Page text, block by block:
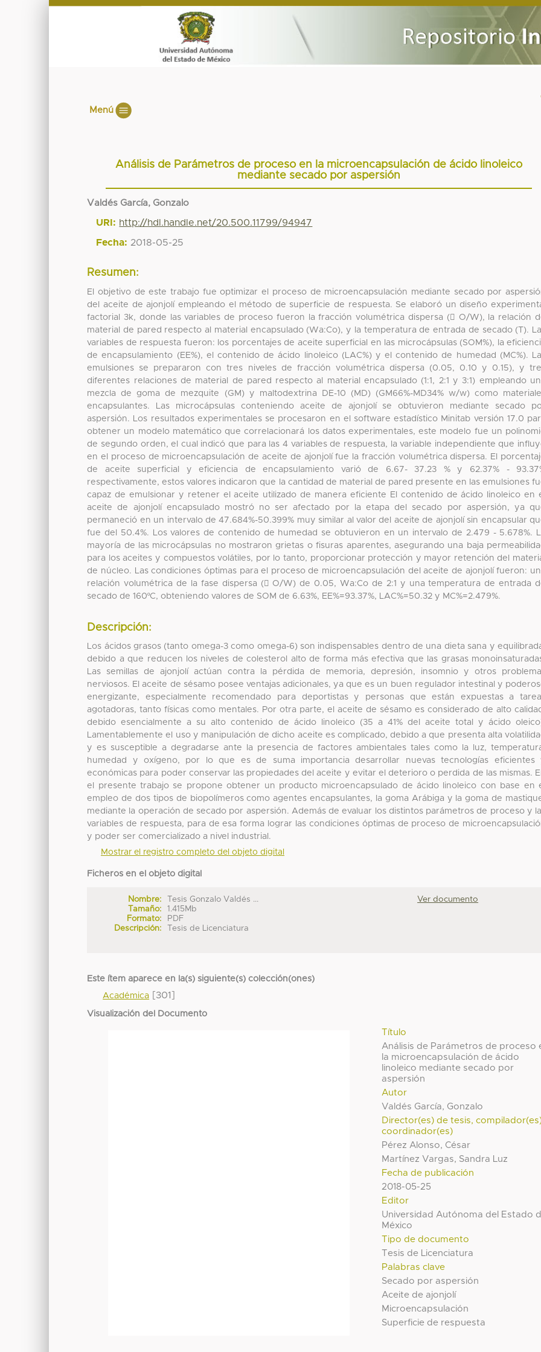
Menú
Análisis de Parámetros de proceso en la microencapsulación de ácido linoleico
mediante secado por aspersión
Valdés García, Gonzalo
URI: http://hdl.handle.net/20.500.11799/94947
Fecha: 2018-05-25
Resumen:
El objetivo de este trabajo fue optimizar el proceso de microencapsulación mediante secado por
del aceite de ajonjolí empleando el método de superficie de respuesta. Se elaboró un diseño
factorial 3k, donde las variables de proceso fueron la fracción volumétrica dispersa ( O/W), la relación
material de pared respecto al material encapsulado (Wa:Co), y la temperatura de entrada de secado (T).
variables de respuesta fueron: los porcentajes de aceite superficial en las microcápsulas (SOM%), la
de encapsulamiento (EE%), el contenido de ácido linoleico (LAC%) y el contenido de humedad (MC%).
emulsiones se prepararon con tres niveles de fracción volumétrica dispersa (0.05, 0.10 y 0.15), y
diferentes relaciones de material de pared respecto al material encapsulado (1:1, 2:1 y 3:1) empleando
mezcla de goma de mezquite (GM) y maltodextrina DE-10 (MD) (GM66%-MD34% w/w) como
encapsulantes. Las microcápsulas conteniendo aceite de ajonjolí se obtuvieron mediante secado
aspersión. Los resultados experimentales se procesaron en el software estadístico Minitab versión 17.0
obtener un modelo matemático que correlacionará los datos experimentales, este modelo fue un
de segundo orden, el cual indicó que para las 4 variables de respuesta, la variable independiente que
en el proceso de microencapsulación de aceite de ajonjolí fue la fracción volumétrica dispersa. El
de aceite superficial y eficiencia de encapsulamiento varió de 6.67- 37.23 % y 62.37% -
respectivamente, estos valores indicaron que la cantidad de material de pared presente en las emulsiones
capaz de emulsionar y retener el aceite utilizado de manera eficiente El contenido de ácido linoleico en
aceite de ajonjolí encapsulado mostró no ser afectado por la etapa del secado por aspersión, ya
permaneció en un intervalo de 47.684%-50.399% muy similar al valor del aceite de ajonjolí sin encapsular
fue del 50.4%. Los valores de contenido de humedad se obtuvieron en un intervalo de 2.479 - 5.678%.
mayoría de las microcápsulas no mostraron grietas o fisuras aparentes, asegurando una baja
para los aceites y compuestos volátiles, por lo tanto, proporcionar protección y mayor retención del
de núcleo. Las condiciones óptimas para el proceso de microencapsulación del aceite de ajonjolí fueron:
relación volumétrica de la fase dispersa ( O/W) de 0.05, Wa:Co de 2:1 y una temperatura de entrada
secado de 160ºC, obteniendo valores de SOM de 6.63%, EE%=93.37%, LAC%=50.32 y MC%=2.479%.
Descripción:
Los ácidos grasos (tanto omega-3 como omega-6) son indispensables dentro de una dieta sana y
debido a que reducen los niveles de colesterol alto de forma más efectiva que las grasas
Las semillas de ajonjolí actúan contra la pérdida de memoria, depresión, insomnio y otros
nerviosos. El aceite de sésamo posee ventajas adicionales, ya que es un buen regulador intestinal y
energizante, especialmente recomendado para deportistas y personas que están expuestas a
agotadoras, tanto físicas como mentales. Por otra parte, el aceite de sésamo es considerado de alto
debido esencialmente a su alto contenido de ácido linoleico (35 a 41% del aceite total y ácido
Lamentablemente el uso y manipulación de dicho aceite es complicado, debido a que presenta alta
y es susceptible a degradarse ante la presencia de factores ambientales tales como la luz,
humedad y oxígeno, por lo que es de suma importancia desarrollar nuevas tecnologías eficientes
económicas para poder conservar las propiedades del aceite y evitar el deterioro o perdida de las mismas.
el presente trabajo se propone obtener un producto microencapsulado de ácido linoleico con base en
empleo de dos tipos de biopolímeros como agentes encapsulantes, la goma Arábiga y la goma de
mediante la operación de secado por aspersión. Además de evaluar los distintos parámetros de proceso y
variables de respuesta, para de esa forma lograr las condiciones óptimas de proceso de
y poder ser comercializado a nivel industrial.
Mostrar el registro completo del objeto digital
Ficheros en el objeto digital
Nombre:
Tesis Gonzalo Valdés ...
Tamaño:
1.415Mb
Formato:
PDF
Descripción:
Tesis de Licenciatura
Ver documento
Este ítem aparece en la(s) siguiente(s) colección(ones)
Académica [301]
Visualización del Documento
Título
Análisis de Parámetros de proceso
la microencapsulación de ácido
linoleico mediante secado por
aspersión
Autor
Valdés García, Gonzalo
Director(es) de tesis,
coordinador(es)
Pérez Alonso, César
Martínez Vargas, Sandra Luz
Fecha de publicación
2018-05-25
Editor
Universidad Autónoma del Estado
México
Tipo de documento
Tesis de Licenciatura
Palabras clave
Secado por aspersión
Aceite de ajonjolí
Microencapsulación
Superficie de respuesta